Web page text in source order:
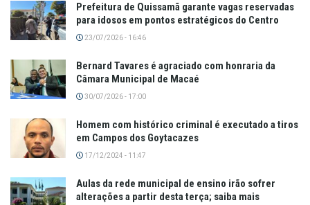
Prefeitura de Quissamã garante vagas reservadas
para idosos em pontos estratégicos do Centro
23/07/2026 - 16:46
Bernard Tavares é agraciado com honraria da
Câmara Municipal de Macaé
30/07/2026 - 17:00
Homem com histórico criminal é executado a tiros
em Campos dos Goytacazes
17/12/2024 - 11:47
Aulas da rede municipal de ensino irão sofrer
alterações a partir desta terça; saiba mais